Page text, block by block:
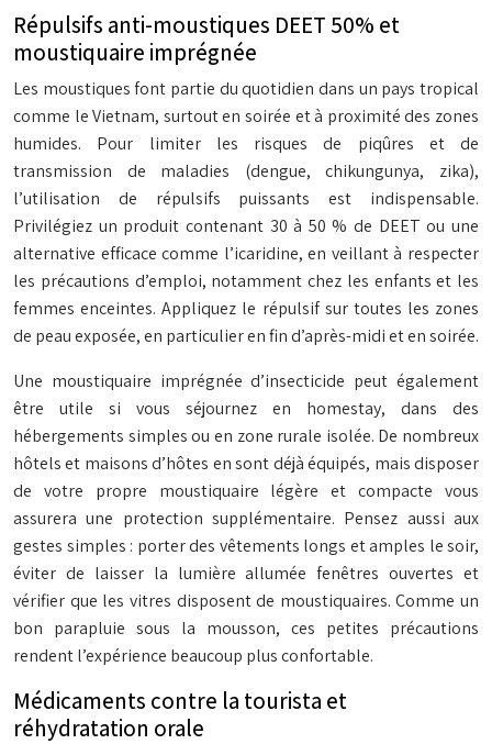
Répulsifs anti-moustiques DEET 50% et
moustiquaire imprégnée
Les moustiques font partie du quotidien dans un pays tropical
comme le Vietnam, surtout en soirée et à proximité des zones
humides. Pour limiter les risques de piqûres et de
transmission de maladies (dengue, chikungunya, zika),
l’utilisation de répulsifs puissants est indispensable.
Privilégiez un produit contenant 30 à 50 % de DEET ou une
alternative efficace comme l’icaridine, en veillant à respecter
les précautions d’emploi, notamment chez les enfants et les
femmes enceintes. Appliquez le répulsif sur toutes les zones
de peau exposée, en particulier en fin d’après-midi et en soirée.
Une moustiquaire imprégnée d’insecticide peut également
être utile si vous séjournez en homestay, dans des
hébergements simples ou en zone rurale isolée. De nombreux
hôtels et maisons d’hôtes en sont déjà équipés, mais disposer
de votre propre moustiquaire légère et compacte vous
assurera une protection supplémentaire. Pensez aussi aux
gestes simples : porter des vêtements longs et amples le soir,
éviter de laisser la lumière allumée fenêtres ouvertes et
vérifier que les vitres disposent de moustiquaires. Comme un
bon parapluie sous la mousson, ces petites précautions
rendent l’expérience beaucoup plus confortable.
Médicaments contre la tourista et
réhydratation orale